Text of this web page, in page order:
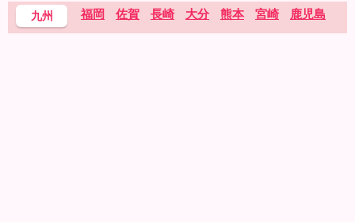
九州 福岡 佐賀 長崎 大分 熊本 宮崎 鹿児島